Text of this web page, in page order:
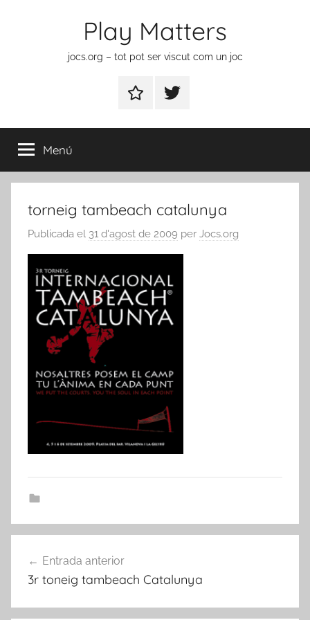
Play Matters
jocs.org – tot pot ser viscut com un joc
ContactarElement
menú
Menú
torneig tambeach catalunya
Publicada el 31 d'agost de 2009 per Jocs.org
d'entrades
Entrada anterior
3r toneig tambeach Catalunya